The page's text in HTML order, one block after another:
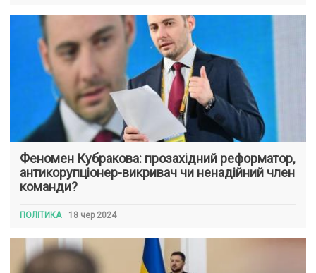
Феномен Кубракова: прозахідний реформатор,
антикорупціонер-викривач чи ненадійний член
команди?
ПОЛІТИКА 18 чер 2024